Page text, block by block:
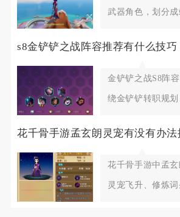
武器角色，划分
s8金铲铲之战阵容推荐有什么技巧
金铲铲之战S8阵
绕金铲铲转职规
花千骨手游中孟
灵宠飞升、修炼